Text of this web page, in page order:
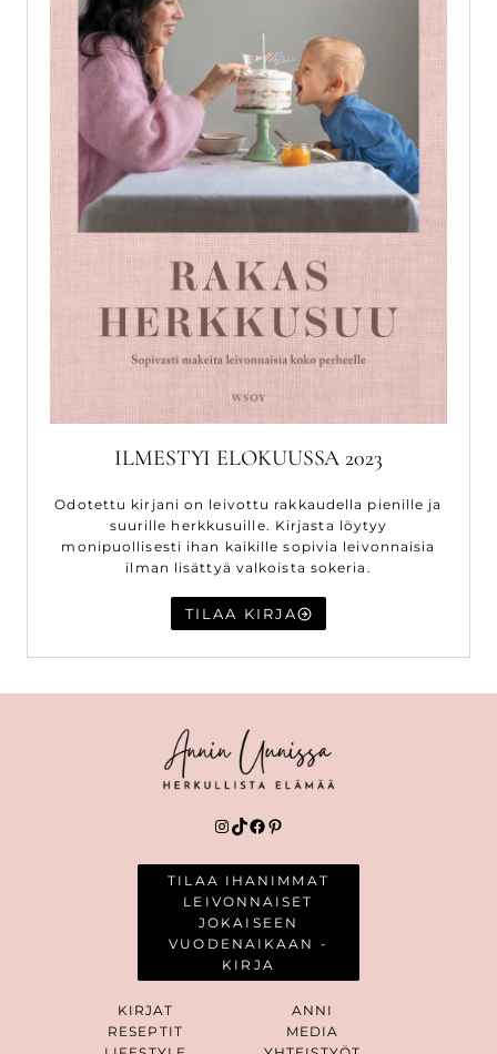
ILMESTYI ELOKUUSSA 2023
Odotettu kirjani on leivottu rakkaudella pienille ja
suurille herkkusuille. Kirjasta löytyy
monipuollisesti ihan kaikille sopivia leivonnaisia
ilman lisättyä valkoista sokeria.
TILAA KIRJA
Instagram
TikTok
Facebook
Pinterest
TILAA IHANIMMAT
LEIVONNAISET
JOKAISEEN
VUODENAIKAAN -
KIRJA
KIRJAT
RESEPTIT
ANNI
MEDIA